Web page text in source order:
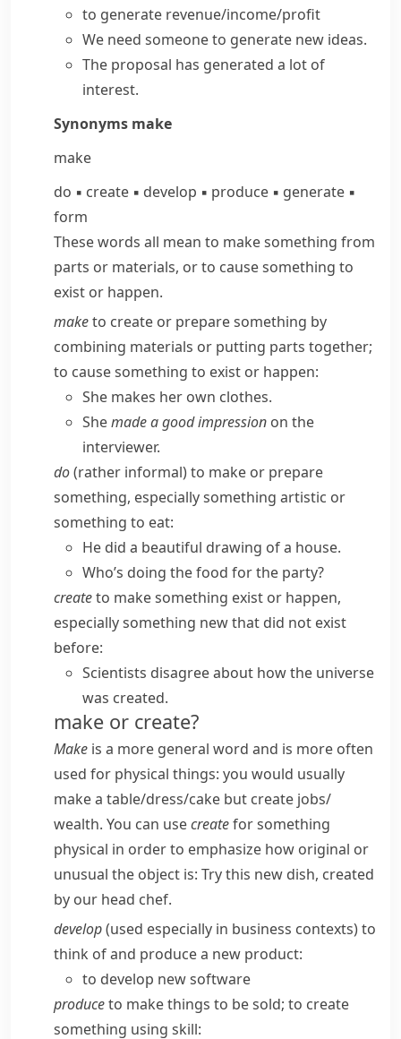
to generate revenue/income/profit
We need someone to generate new ideas.
The proposal has generated a lot of
interest.
Synonyms make
make
do ▪ create ▪ develop ▪ produce ▪ generate ▪
form
These words all mean to make something from
parts or materials, or to cause something to
exist or happen.
maketo create or prepare something by
combining materials or putting parts together;
to cause something to exist or happen:
She makes her own clothes.
Shemade a good impression on the
interviewer.
do(rather informal) to make or prepare
something, especially something artistic or
something to eat:
He did a beautiful drawing of a house.
Who’s doing the food for the party?
createto make something exist or happen,
especially something new that did not exist
before:
Scientists disagree about how the universe
was created.
make or create?
Make is a more general word and is more often
used for physical things: you would usually
make a table/​dress/​cake but create jobs/​
wealth. You can usecreatefor something
physical in order to emphasize how original or
unusual the object is: Try this new dish, created
by our head chef.
develop(used especially in business contexts) to
think of and produce a new product:
to develop new software
produceto make things to be sold; to create
something using skill: